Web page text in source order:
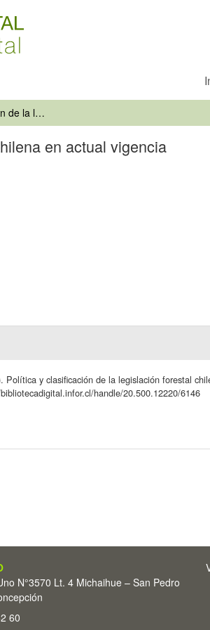
Política y clasificación de la legislación forestal chilena en actual vigencia
en actual vigencia
Política y clasificación de la legislación forestal
handle/20.500.12220/6146
N°3570 Lt. 4 Michaihue – San Pedro
60